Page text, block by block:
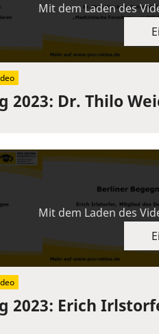
2023: Dr. Thilo
Mit dem Laden des
2023: Erich
Mit dem Laden des